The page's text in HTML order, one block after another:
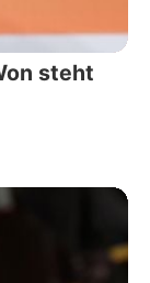
steht